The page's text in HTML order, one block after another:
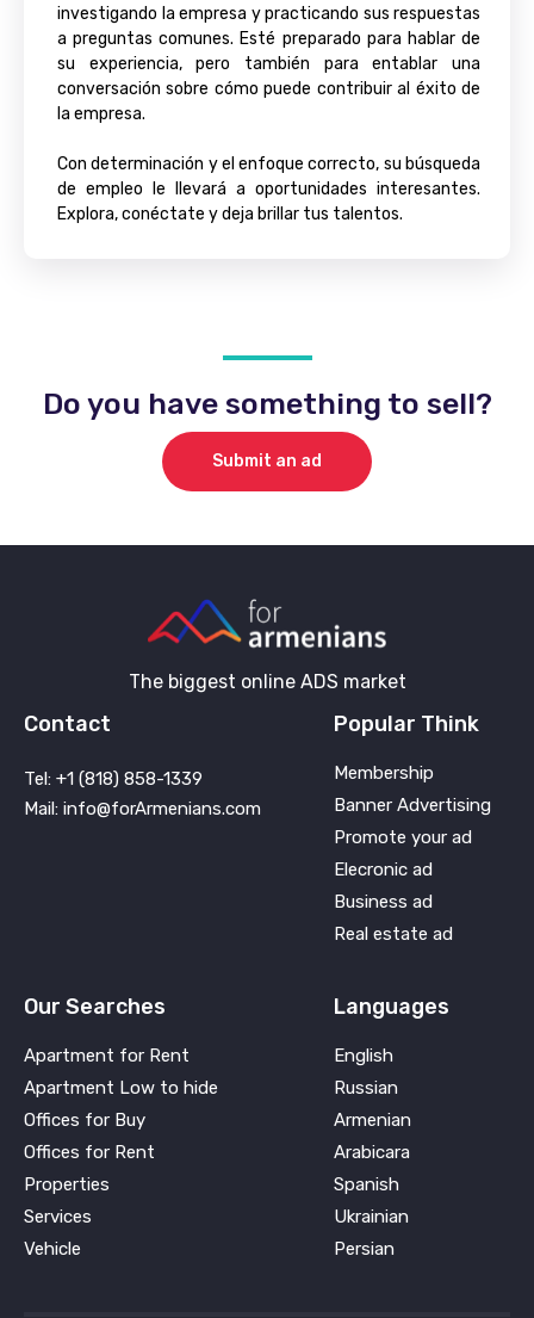
investigando la empresa y practicando sus respuestas
a preguntas comunes. Esté preparado para hablar de
su experiencia, pero también para entablar una
conversación sobre cómo puede contribuir al éxito de
la empresa.
Con determinación y el enfoque correcto, su búsqueda
de empleo le llevará a oportunidades interesantes.
Explora, conéctate y deja brillar tus talentos.
Do you have something to sell?
Submit an ad
The biggest online ADS market
Contact
Tel: +1 (818) 858-1339
Mail: info@forArmenians.com
Popular Think
Membership
Banner Advertising
Promote your ad
Elecronic ad
Business ad
Real estate ad
Our Searches
Apartment for Rent
Apartment Low to hide
Offices for Buy
Offices for Rent
Properties
Services
Vehicle
Languages
English
Russian
Armenian
Arabicara
Spanish
Ukrainian
Persian